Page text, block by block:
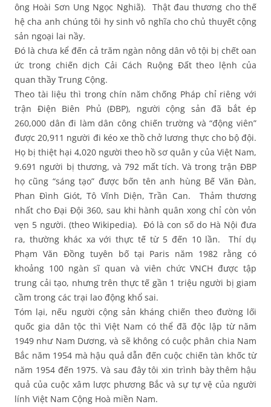
ông Hoài Sơn Ung Ngọc Nghiã). Thật đau thương cho thế
hệ cha anh chúng tôi hy sinh vô nghĩa cho chủ thuyết cộng
sản ngoại lai nầy.
Đó là chưa kể đến cả trăm ngàn nông dân vô tội bị chết oan
ức trong chiến dịch Cải Cách Ruộng Đất theo lệnh của
quan thầy Trung Cộng.
Theo tài liệu thì trong chín năm chống Pháp chỉ riêng với
trận Điện Biên Phủ (ĐBP), người cộng sản đã bắt ép
260,000 dân đi làm dân công chiến trường và “động viên”
được 20,911 người đi kéo xe thồ chở lương thực cho bộ đội.
Họ bị thiệt hại 4,020 người theo hồ sơ quân y của Việt Nam,
9.691 người bị thương, và 792 mất tích. Và trong trận ĐBP
họ cũng “sáng tạo” được bốn tên anh hùng Bế Văn Đàn,
Phan Đình Giót, Tô Vĩnh Diện, Trần Can. Thảm thương
nhất cho Đại Đội 360, sau khi hành quân xong chỉ còn vỏn
vẹn 5 người. (theo Wikipedia). Đó là con số do Hà Nội đưa
ra, thường khác xa với thực tế từ 5 đến 10 lần. Thí dụ
Phạm Văn Đồng tuyên bố tại Paris năm 1982 rằng có
khoảng 100 ngàn sĩ quan và viên chức VNCH được tập
trung cải tạo, nhưng trên thực tế gần 1 triệu người bị giam
cầm trong các trại lao động khổ sai.
Tóm lại, nếu người cộng sản kháng chiến theo đường lối
quốc gia dân tộc thì Việt Nam có thể đã độc lập từ năm
1949 như Nam Dương, và sẽ không có cuộc phân chia Nam
Bắc năm 1954 mà hậu quả dẫn đến cuộc chiến tàn khốc từ
năm 1954 đến 1975. Và sau đây tôi xin trình bày thêm hậu
quả của cuộc xâm lược phương Bắc và sự tự vệ của người
lính Việt Nam Cộng Hoà miền Nam.